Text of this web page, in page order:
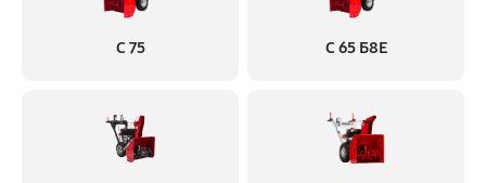
С 75 С 65 Б8Е